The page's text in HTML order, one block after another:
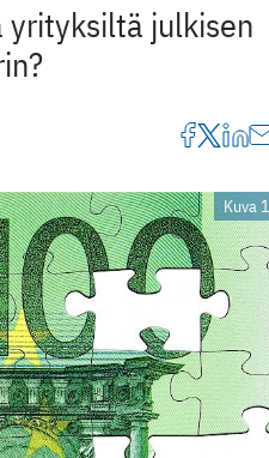
yrityksiltä julkisen
Kuva